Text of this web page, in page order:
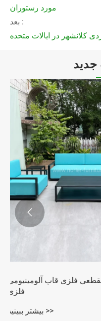
مورد رستوران
بعد :
کلانشهر در ایالات متحده
میزها و صندلی
